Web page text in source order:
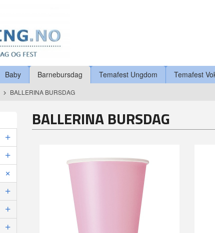
Baby Barnebursdag Temafest Ungdom Temafest
BALLERINA BURSDAG
BALLERINA BURSDAG